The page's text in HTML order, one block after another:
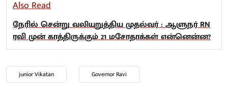
Also Read
நேரில் சென்று வலியுறுத்திய முதல்வர் : ஆளுநர் RN
ரவி முன் காத்திருக்கும் 21 மசோதாக்கள் என்னென்ன?
junior Vikatan Governor Ravi